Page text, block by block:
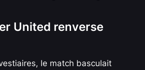
United renverse
le match basculait